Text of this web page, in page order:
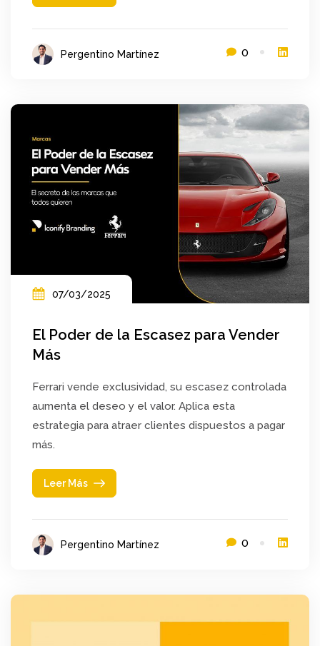
Pergentino Martínez 0
07/03/2025
El Poder de la Escasez para Vender
Más
Ferrari vende exclusividad, su escasez controlada
aumenta el deseo y el valor. Aplica esta
estrategia para atraer clientes dispuestos a pagar
más.
Leer Más
Pergentino Martínez 0